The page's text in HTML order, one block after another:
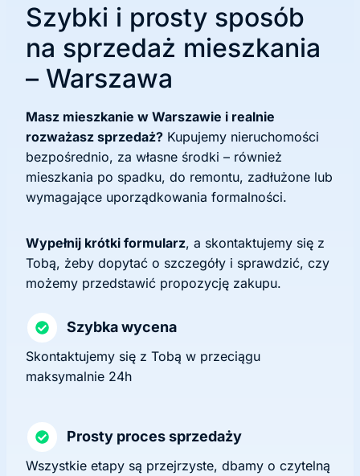
Szybki i prosty sposób
na sprzedaż mieszkania
– Warszawa
Masz mieszkanie w Warszawie i realnie
rozważasz sprzedaż? Kupujemy nieruchomości
bezpośrednio, za własne środki – również
mieszkania po spadku, do remontu, zadłużone lub
wymagające uporządkowania formalności.
Wypełnij krótki formularz, a skontaktujemy się z
Tobą, żeby dopytać o szczegóły i sprawdzić, czy
możemy przedstawić propozycję zakupu.
Szybka wycena
Skontaktujemy się z Tobą w przeciągu
maksymalnie 24h
Prosty proces sprzedaży
Wszystkie etapy są przejrzyste, dbamy o czytelną